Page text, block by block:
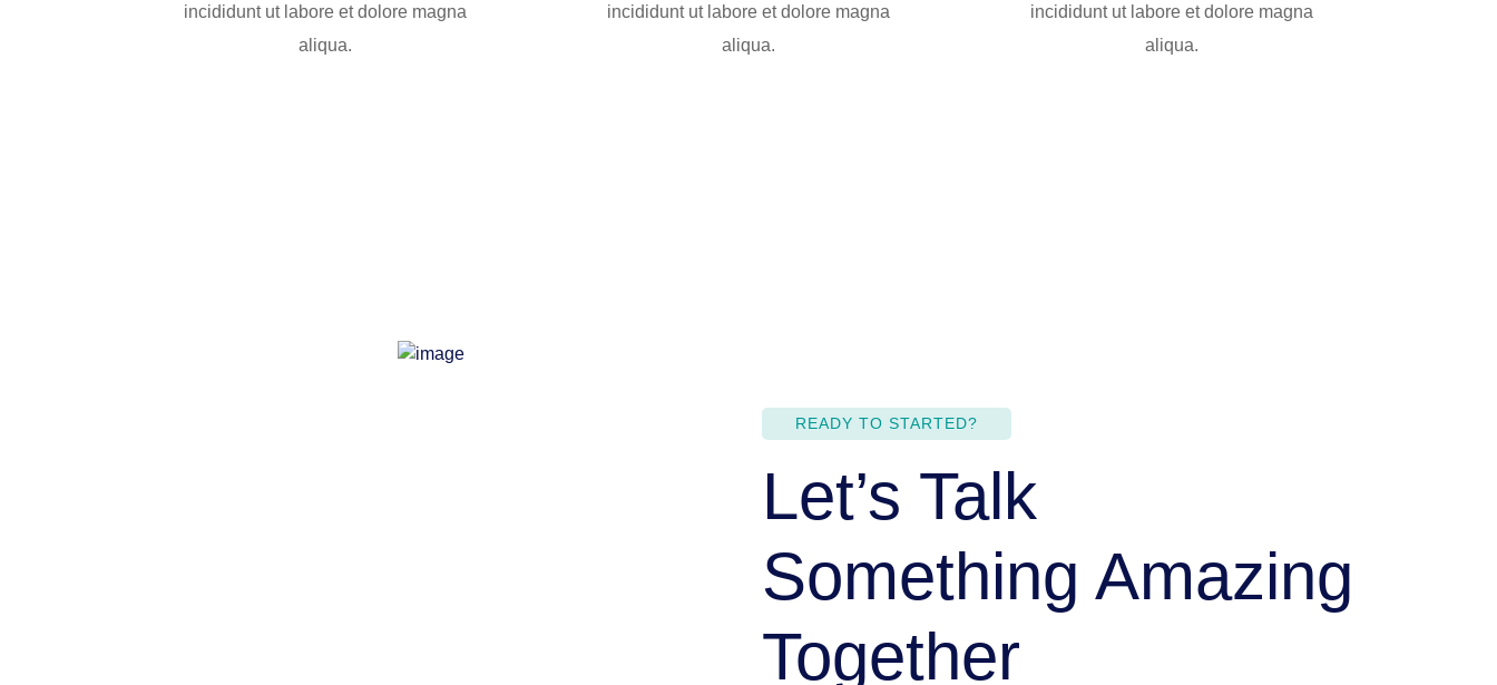
incididunt ut labore et dolore magna
aliqua.
incididunt ut labore et dolore magna
aliqua.
incididunt ut labore et dolore magna
aliqua.
READY TO STARTED?
Let’s Talk
Something Amazing
Together